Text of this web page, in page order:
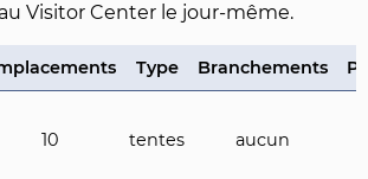
Visitor Center le jour-même.
Type Branchements
10 tentes aucun